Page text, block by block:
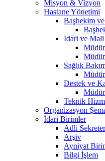
Misyon & Vizyon
Hastane Yönetimi
Başhekim ve
İdari ve
Müdür
Müdür
Sağlık
Müdür
Destek ve
Müdür
Teknik
Organizasyon
İdari Birimler
Adli
Arşiv
Ayniyat
Bilgi İşlem